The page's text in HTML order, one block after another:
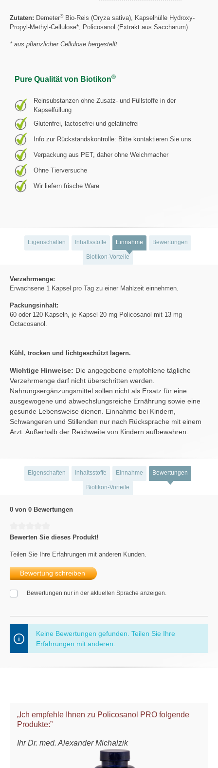
Zutaten: Demeter®Bio-Reis (Oryza sativa), Kapselhülle Hydroxy-
Propyl-Methyl-Cellulose*, Policosanol (Extrakt aus Saccharum).
* aus pflanzlicher Cellulose hergestellt
Pure Qualität von Biotikon®
Reinsubstanzen ohne Zusatz- und Füllstoffe in der
Kapselfüllung
Glutenfrei, lactosefrei und gelatinefrei
Info zur Rückstandskontrolle: Bitte kontaktieren Sie uns.
Verpackung aus PET, daher ohne Weichmacher
Ohne Tierversuche
Wir liefern frische Ware
Eigenschaften Inhaltsstoffe Einnahme Bewertungen
Biotikon-Vorteile
Verzehrmenge:
Erwachsene 1 Kapsel pro Tag zu einer Mahlzeit einnehmen.
Packungsinhalt:
60 oder 120 Kapseln, je Kapsel 20 mg Policosanol mit 13 mg
Octacosanol.
Kühl, trocken und lichtgeschützt lagern.
Wichtige Hinweise: Die angegebene empfohlene tägliche
Verzehrmenge darf nicht überschritten werden.
Nahrungsergänzungsmittel sollen nicht als Ersatz für eine
ausgewogene und abwechslungsreiche Ernährung sowie eine
gesunde Lebensweise dienen. Einnahme bei Kindern,
Schwangeren und Stillenden nur nach Rücksprache mit einem
Arzt. Außerhalb der Reichweite von Kindern aufbewahren.
Eigenschaften Inhaltsstoffe Einnahme Bewertungen
Biotikon-Vorteile
0 von 0 Bewertungen
Bewerten Sie dieses Produkt!
Teilen Sie Ihre Erfahrungen mit anderen Kunden.
Bewertung schreiben
Bewertungen nur in der aktuellen Sprache anzeigen.
Keine Bewertungen gefunden. Teilen Sie Ihre
Erfahrungen mit anderen.
„Ich empfehle Ihnen zu Policosanol PRO folgende
Produkte:”
Ihr Dr. med. Alexander Michalzik